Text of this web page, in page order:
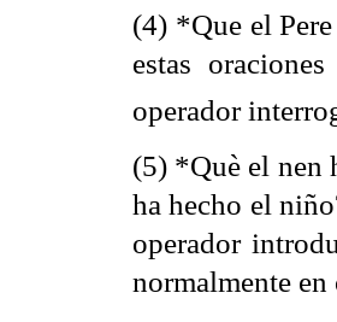
(4) *Que el Pere
estas
operador
(5) *Què el nen
ha hecho el
operador
normalmente